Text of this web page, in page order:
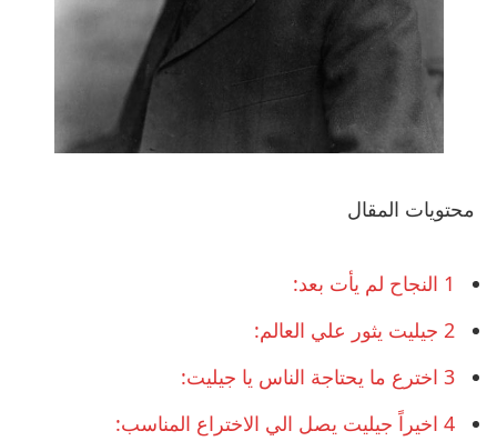
محتويات المقال
1 النجاح لم يأت بعد:
2 جيليت يثور علي العالم:
3 اخترع ما يحتاجة الناس يا جيليت:
4 اخيراً جيليت يصل الي الاختراع المناسب: